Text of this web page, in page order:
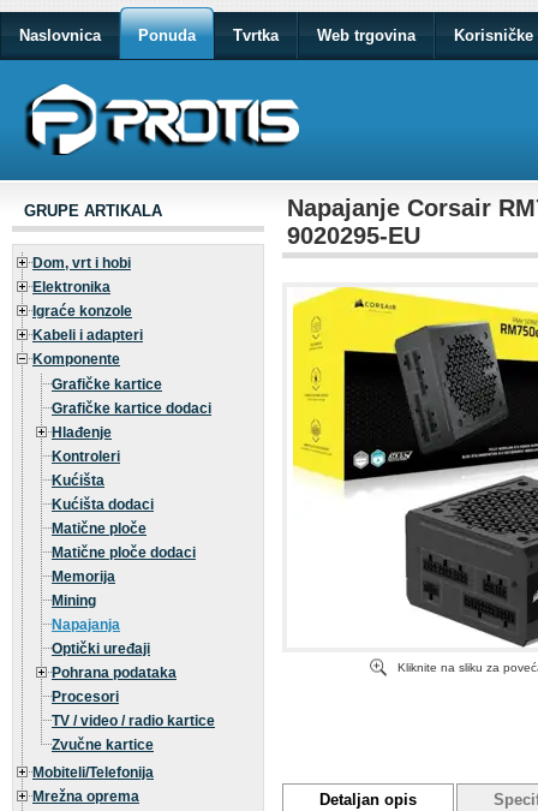
Naslovnica Ponuda Tvrtka Web trgovina Korisničke
GRUPE ARTIKALA
Dom, vrt i hobi
Elektronika
Igraće konzole
Kabeli i adapteri
Komponente
Grafičke kartice
Grafičke kartice dodaci
Hlađenje
Kontroleri
Kućišta
Kućišta dodaci
Matične ploče
Matične ploče dodaci
Memorija
Mining
Napajanja
Optički uređaji
Pohrana podataka
Procesori
TV / video / radio kartice
Zvučne kartice
Mobiteli/Telefonija
Mrežna oprema
Napajanje Corsair
9020295-EU
Kliknite na sliku za
Detaljan opis